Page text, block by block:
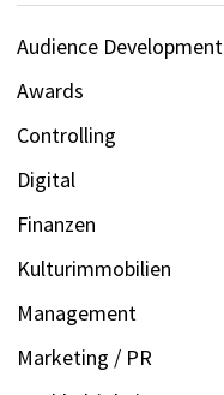
Audience Development
Awards
Controlling
Digital
Finanzen
Kulturimmobilien
Management
Marketing / PR